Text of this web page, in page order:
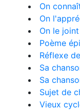
On
On
On le
Poème
Réflexe
Sa
Sa
Sujet de
Vieux